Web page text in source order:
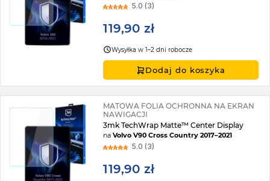
5.0 (3)
119,90 zł
Wysyłka w 1–2 dni robocze
Dodaj do koszyka
MATOWA FOLIA OCHRONNA NA EKRAN
NAWIGACJI
3mk TechWrap Matte™ Center Display
naVolvo V90 Cross Country 2017–2021
5.0 (3)
119,90 zł